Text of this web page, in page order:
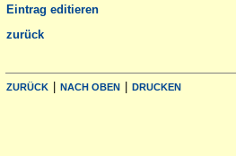
Eintrag editieren
zurück
ZURÜCK | NACH OBEN | DRUCKEN